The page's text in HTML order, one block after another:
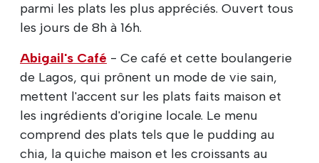
parmi les plats les plus appréciés. Ouvert tous
les jours de 8h à 16h.
Abigail's Café - Ce café et cette boulangerie
de Lagos, qui prônent un mode de vie sain,
mettent l'accent sur les plats faits maison et
les ingrédients d'origine locale. Le menu
comprend des plats tels que le pudding au
chia, la quiche maison et les croissants au